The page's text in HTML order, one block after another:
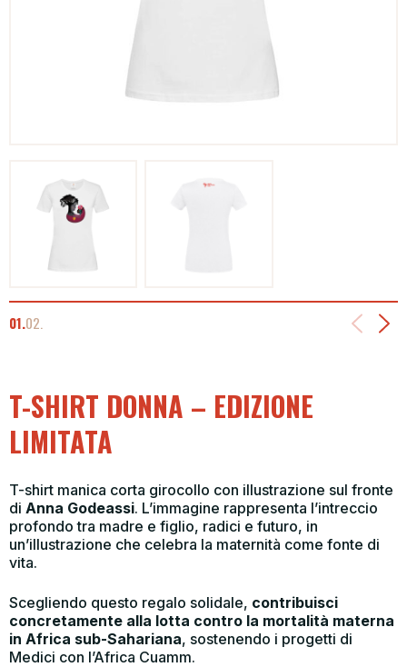
01.02.
T-SHIRT DONNA – EDIZIONE
LIMITATA
T-shirt manica corta girocollo con illustrazione sul fronte
di Anna Godeassi. L’immagine rappresenta l’intreccio
profondo tra madre e figlio, radici e futuro, in
un’illustrazione che celebra la maternità come fonte di
vita.
Scegliendo questo regalo solidale, contribuisci
concretamente alla lotta contro la mortalità materna
in Africa sub-Sahariana, sostenendo i progetti di
Medici con l’Africa Cuamm.